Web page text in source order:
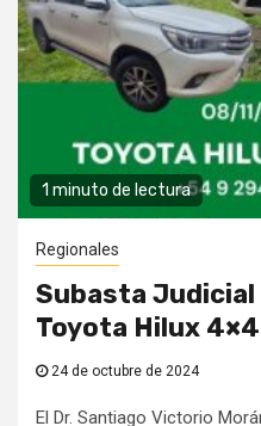
1 minuto de lectura
Regionales
Subasta Judicial
Toyota Hilux 4×4
24 de octubre de 2024
El Dr. Santiago Victorio